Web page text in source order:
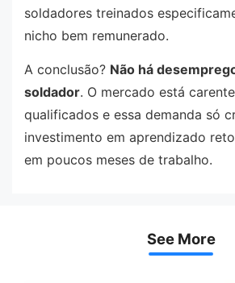
soldadores treinados
nicho bem remunerado.
A conclusão? Não há
soldador. O mercado está
qualificados e essa demanda só
investimento em aprendizado
em poucos meses de trabalho.
See More